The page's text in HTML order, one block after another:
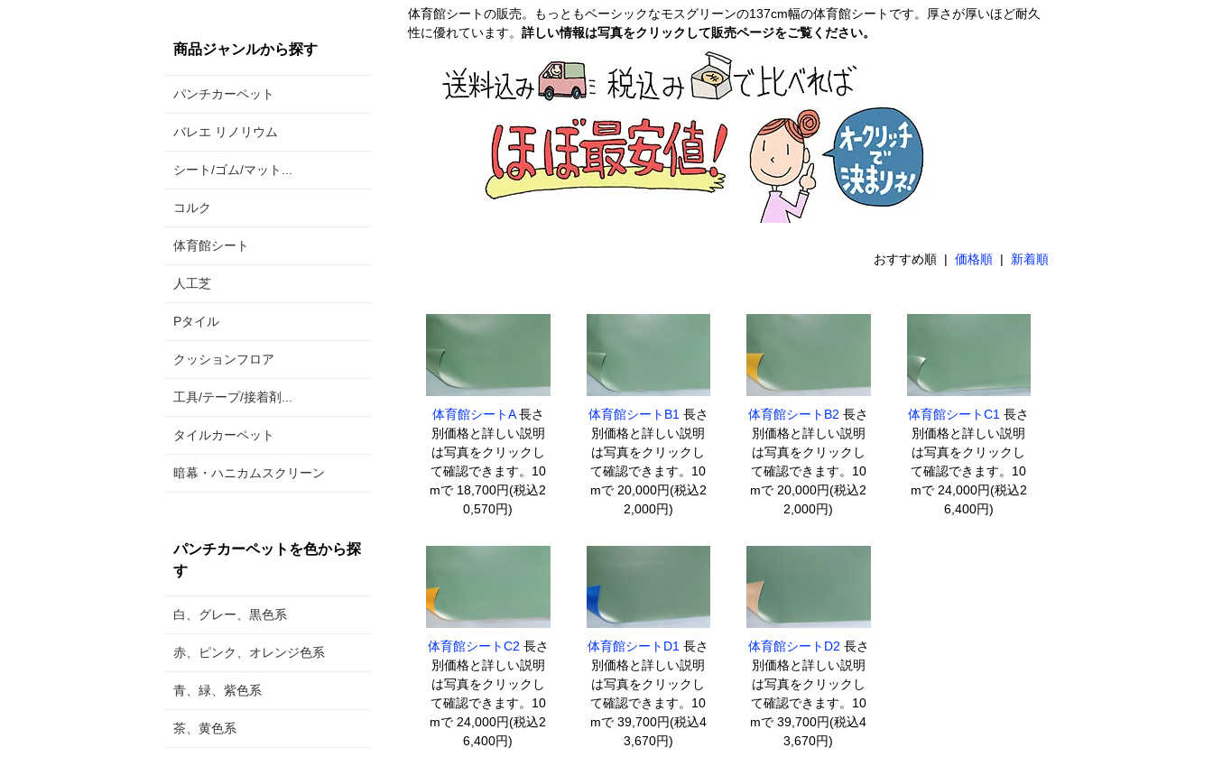
体育館シートの販売。もっともベーシックなモスグリーンの137cm幅の体育館シートです。厚さが厚いほど耐久
性に優れています。 詳しい情報は写真をクリックして販売ページをご覧ください。
おすすめ順 | 価格順 | 新着順
体育館シートA長さ
別価格と詳しい説明
は写真をクリックし
て確認できます。10
mで 18,700円(税込2
0,570円)
体育館シートB1 長さ
別価格と詳しい説明
は写真をクリックし
て確認できます。10
mで 20,000円(税込2
2,000円)
体育館シートB2 長さ
別価格と詳しい説明
は写真をクリックし
て確認できます。10
mで 20,000円(税込2
2,000円)
体育館シートC1 長さ
別価格と詳しい説明
は写真をクリックし
て確認できます。10
mで 24,000円(税込2
6,400円)
体育館シートC2 長さ
別価格と詳しい説明
は写真をクリックし
て確認できます。10
mで 24,000円(税込2
6,400円)
体育館シートD1 長さ
別価格と詳しい説明
は写真をクリックし
て確認できます。10
mで 39,700円(税込4
3,670円)
体育館シートD2 長さ
別価格と詳しい説明
は写真をクリックし
て確認できます。10
mで 39,700円(税込4
3,670円)
商品ジャンルから探す
パンチカーペット
バレエ リノリウム
シート/ゴム/マット...
コルク
体育館シート
人工芝
Pタイル
クッションフロア
工具/テープ/接着剤...
タイルカーペット
暗幕・ハニカムスクリーン
パンチカーペットを色から探
す
白、グレー、黒色系
赤、ピンク、オレンジ色系
青、緑、紫色系
茶、黄色系